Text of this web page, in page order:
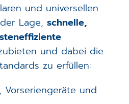
und universellen
Lage, schnelle,
und dabei die
zu erfüllen:
Vorseriengeräte und